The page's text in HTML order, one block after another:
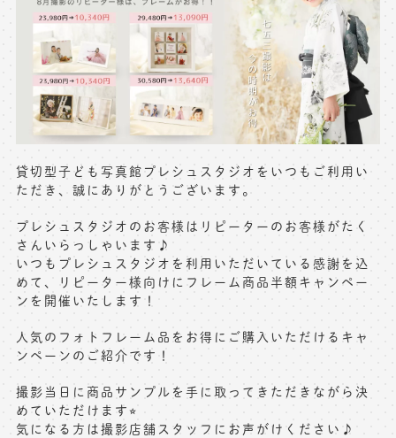
フォトウェディング
無料会員登録
料金シミュレーション
お問い合わせ窓口
店舗情報についてはお手数ですが
各店舗までお問い合わせください
toiawase@precieux-studio.com
※上記アドレスは総合窓口となります
[営業時間] 9:00～17:00
[定休日] 土日祝日
無料会員登録はこちら
貸切型子ども写真館プレシュスタジオをいつもご利用い
ただき、誠にありがとうございます。
プレシュスタジオのお客様はリピーターのお客様がたく
さんいらっしゃいます♪
いつもプレシュスタジオを利用いただいている感謝を込
めて、リピーター様向けにフレーム商品半額キャンペー
ンを開催いたします！
人気のフォトフレーム品をお得にご購入いただけるキャ
ンペーンのご紹介です！
撮影当日に商品サンプルを手に取ってきただきながら決
めていただけます⭐︎
気になる方は撮影店舗スタッフにお声がけください♪